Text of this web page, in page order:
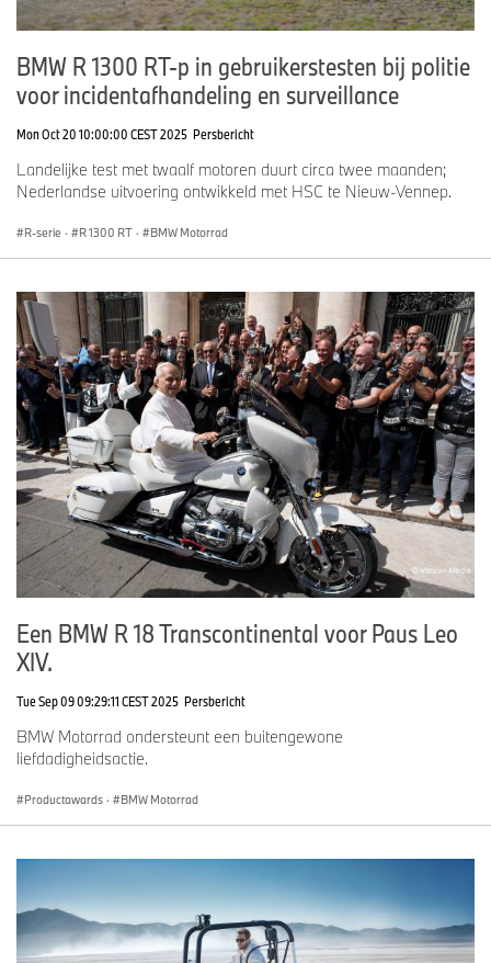
BMW R 1300 RT-p in gebruikerstesten bij politie
voor incidentafhandeling en surveillance
Mon Oct 20 10:00:00 CEST 2025 Persbericht
Landelijke test met twaalf motoren duurt circa twee maanden;
Nederlandse uitvoering ontwikkeld met HSC te Nieuw-Vennep.
R-serie · R 1300 RT · BMW Motorrad
Een BMW R 18 Transcontinental voor Paus Leo
XIV.
Tue Sep 09 09:29:11 CEST 2025 Persbericht
BMW Motorrad ondersteunt een buitengewone
liefdadigheidsactie.
Productawards · BMW Motorrad